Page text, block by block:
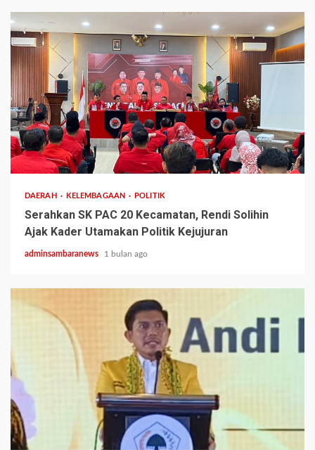
3 min read
DAERAH KELEMBAGAAN POLITIK
Serahkan SK PAC 20 Kecamatan, Rendi Solihin
Ajak Kader Utamakan Politik Kejujuran
adminsambaranews 1 bulan ago
2 min read